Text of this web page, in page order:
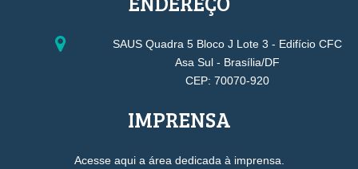
SAUS Quadra 5 Bloco J Lote 3 - Edifício CFC
Asa Sul - Brasília/DF
CEP: 70070-920
IMPRENSA
Acesse aqui a área dedicada à imprensa.